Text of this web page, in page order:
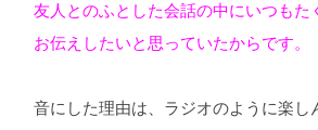
友人とのふとした会話の中にいつもた
お伝えしたいと思っていたからです。
音にした理由は、ラジオのように楽し